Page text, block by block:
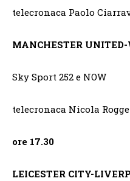
telecronaca Paolo
MANCHESTER
Sky Sport 252 e NOW
telecronaca Nicola
ore 17.30
LEICESTER CITY-